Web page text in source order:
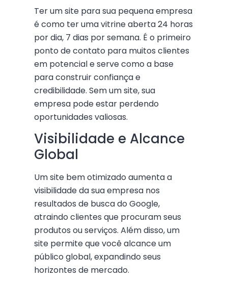
Ter um site para sua pequena empresa
é como ter uma vitrine aberta 24 horas
por dia, 7 dias por semana. É o primeiro
ponto de contato para muitos clientes
em potencial e serve como a base
para construir confiança e
credibilidade. Sem um site, sua
empresa pode estar perdendo
oportunidades valiosas.
Visibilidade e Alcance
Global
Um site bem otimizado aumenta a
visibilidade da sua empresa nos
resultados de busca do Google,
atraindo clientes que procuram seus
produtos ou serviços. Além disso, um
site permite que você alcance um
público global, expandindo seus
horizontes de mercado.